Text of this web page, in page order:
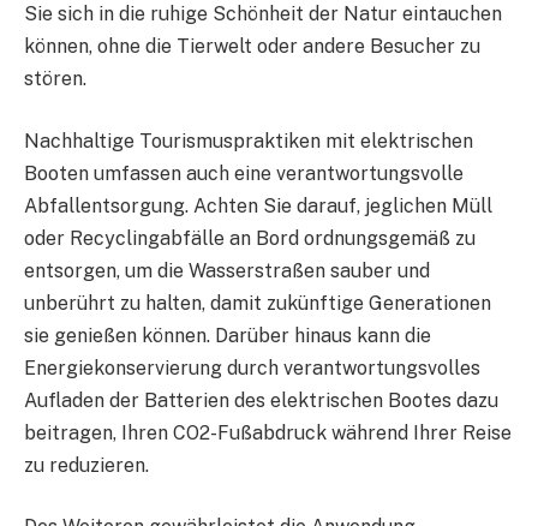
Sie sich in die ruhige Schönheit der Natur eintauchen
können, ohne die Tierwelt oder andere Besucher zu
stören.
Nachhaltige Tourismuspraktiken mit elektrischen
Booten umfassen auch eine verantwortungsvolle
Abfallentsorgung. Achten Sie darauf, jeglichen Müll
oder Recyclingabfälle an Bord ordnungsgemäß zu
entsorgen, um die Wasserstraßen sauber und
unberührt zu halten, damit zukünftige Generationen
sie genießen können. Darüber hinaus kann die
Energiekonservierung durch verantwortungsvolles
Aufladen der Batterien des elektrischen Bootes dazu
beitragen, Ihren CO2-Fußabdruck während Ihrer Reise
zu reduzieren.